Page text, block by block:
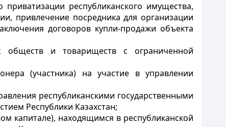
республиканского имущества,
привлечение посредника для организации
договоров купли-продажи объекта
обществ и товариществ с ограниченной
(участника) на участие в управлении
республиканскими государственными
Республики Казахстан;
капитале), находящимся в республиканской